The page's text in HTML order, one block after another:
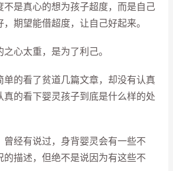
是真心的想为孩子超度，而是自己
期望能借超度，让自己好起来。
心太重，是为了利己。
的看了贫道几篇文章，却没有认真
真的看下婴灵孩子到底是什么样的处
经有说过，身背婴灵会有一些不
的描述，但绝不是说因为有这些不